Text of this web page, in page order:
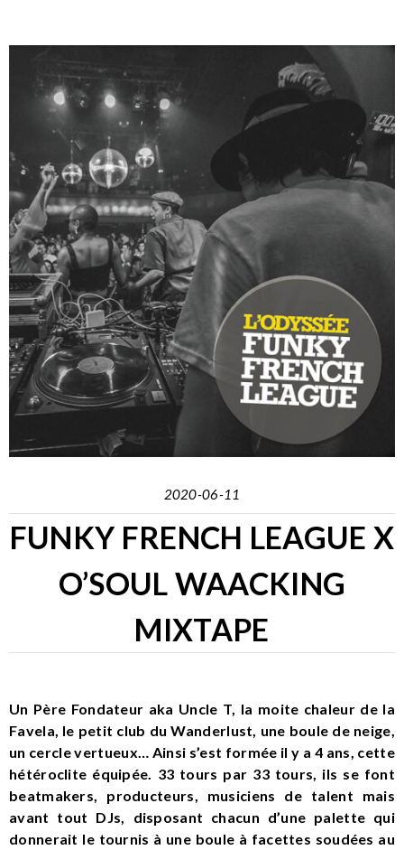
2020-06-11
FUNKY FRENCH LEAGUE X
O’SOUL WAACKING
MIXTAPE
Un Père Fondateur aka Uncle T, la moite chaleur de la
Favela, le petit club du Wanderlust, une boule de neige,
un cercle vertueux… Ainsi s’est formée il y a 4 ans, cette
hétéroclite équipée. 33 tours par 33 tours, ils se font
beatmakers, producteurs, musiciens de talent mais
avant tout DJs, disposant chacun d’une palette qui
donnerait le tournis à une boule à facettes soudées au